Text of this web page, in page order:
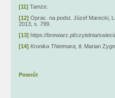
[11] Tamże.
[12] Oprac. na podst. Józef Marecki,
2013, s. 799.
[13] https://brewiarz.pl/czytelnia/
[14] Kronika Thietmara, tł. Marian
Powrót